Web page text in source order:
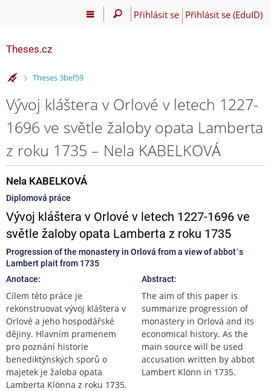
Přihlásit se Přihlásit se (EduID)
Theses.cz
>
Theses 3bef59
Vývoj kláštera v Orlové v letech 1227-
1696 ve světle žaloby opata Lamberta
z roku 1735 – Nela KABELKOVÁ
Nela KABELKOVÁ
Diplomová práce
Vývoj kláštera v Orlové v letech 1227-1696 ve
světle žaloby opata Lamberta z roku 1735
Progression of the monastery in Orlová from a view of abbot´s
Lambert plait from 1735
Anotace:
Cílem této práce je
rekonstruovat vývoj kláštera v
Orlové a jeho hospodářské
dějiny. Hlavním pramenem
pro poznání historie
benediktýnských sporů o
majetek je žaloba opata
Lamberta Klönna z roku 1735.
Abstract:
The aim of this paper is
summarize progression of
monastery in Orlová and its
economical history. As the
main source will be used
accusation written by abbot
Lambert Klönn in 1735.